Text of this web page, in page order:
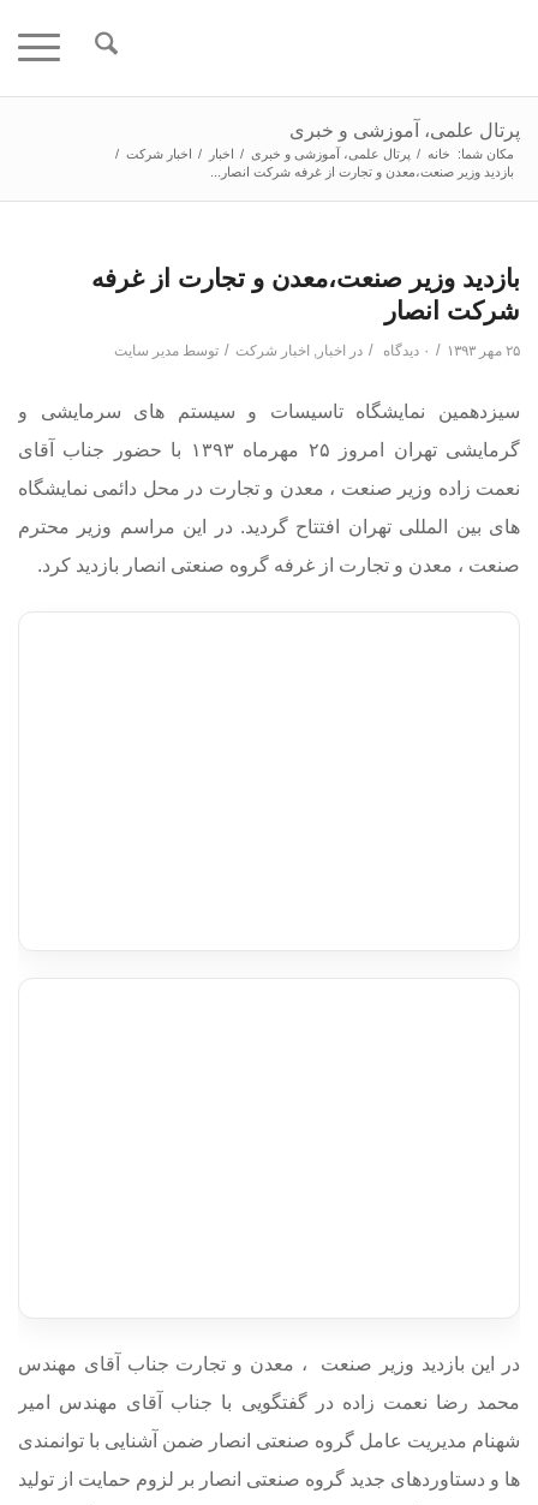
پرتال علمی، آموزشی و خبری
مکان شما: خانه / پرتال علمی، آموزشی و خبری / اخبار / اخبار شرکت /
بازدید وزیر صنعت،معدن و تجارت از غرفه شرکت انصار...
بازدید وزیر صنعت،معدن و تجارت از غرفه
شرکت انصار
۲۵ مهر ۱۳۹۳ / ۰ دیدگاه / در اخبار اخبار شرکت / توسط مدیر سایت
سیزدهمین نمایشگاه تاسیسات و سیستم های سرمایشی و
گرمایشی تهران امروز ۲۵ مهرماه ۱۳۹۳ با حضور جناب آقای
نعمت زاده وزیر صنعت ، معدن و تجارت در محل دائمی نمایشگاه
های بین المللی تهران افتتاح گردید. در این مراسم وزیر محترم
صنعت ، معدن و تجارت از غرفه گروه صنعتی انصار بازدید کرد.
در این بازدید وزیر صنعت ، معدن و تجارت جناب آقای مهندس
محمد رضا نعمت زاده در گفتگویی با جناب آقای مهندس امیر
شهنام مدیریت عامل گروه صنعتی انصار ضمن آشنایی با توانمندی
ها و دستاوردهای جدید گروه صنعتی انصار بر لزوم حمایت از تولید